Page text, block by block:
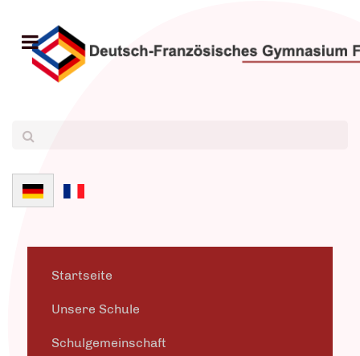
Sprache auswählen
Startseite
Unsere Schule
Schulgemeinschaft